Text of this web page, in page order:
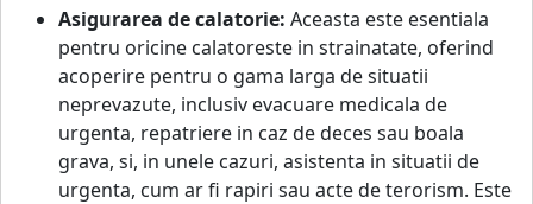
Asigurarea de calatorie: Aceasta este esentiala
pentru oricine calatoreste in strainatate, oferind
acoperire pentru o gama larga de situatii
neprevazute, inclusiv evacuare medicala de
urgenta, repatriere in caz de deces sau boala
grava, si, in unele cazuri, asistenta in situatii de
urgenta, cum ar fi rapiri sau acte de terorism. Este